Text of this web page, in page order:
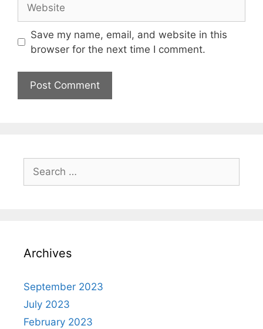
Save my name, email, and website in this
browser for the next time I comment.
Archives
September 2023
July 2023
February 2023